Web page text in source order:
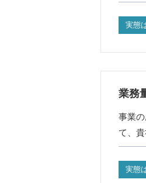
実態
業務
事業
て、
実態